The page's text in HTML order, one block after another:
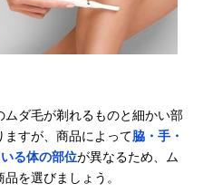
メイク前のケアに
おすすめのフェイ
顔・ウブ毛
K18コーティング
テム
顔
肌にやさしい音波
振動でムダ毛をカ
ダ毛が剃れるものと細かい部
すが、商品によって脇・手・
る体の部位が異なるため、ム
を選びましょう。